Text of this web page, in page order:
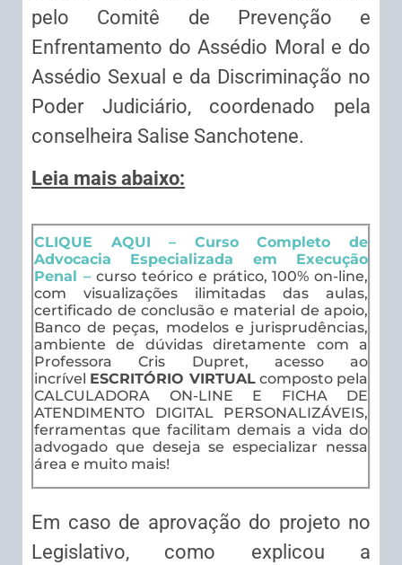
pelo Comitê de Prevenção e
Enfrentamento do Assédio Moral e do
Assédio Sexual e da Discriminação no
Poder Judiciário, coordenado pela
conselheira Salise Sanchotene.
Leia mais abaixo:
CLIQUE AQUI – Curso Completo de
Advocacia Especializada em Execução
Penal –curso teórico e prático, 100% on-line,
com visualizações ilimitadas das aulas,
certificado de conclusão e material de apoio,
Banco de peças, modelos e jurisprudências,
ambiente de dúvidas diretamente com a
Professora Cris Dupret, acesso ao
incrível ESCRITÓRIO VIRTUALcomposto pela
CALCULADORA ON-LINE E FICHA DE
ATENDIMENTO DIGITAL PERSONALIZÁVEIS,
ferramentas que facilitam demais a vida do
advogado que deseja se especializar nessa
área e muito mais!
Em caso de aprovação do projeto no
Legislativo, como explicou a